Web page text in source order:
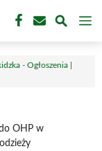
- Ogłoszenia |
OHP w